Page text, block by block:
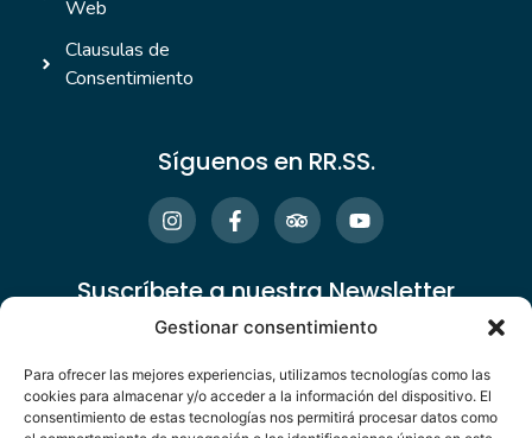
Gestionar consentimiento
Para ofrecer las mejores experiencias, utilizamos tecnologías como las
cookies para almacenar y/o acceder a la información del dispositivo. El
consentimiento de estas tecnologías nos permitirá procesar datos como
Web
Clausulas de
Consentimiento
Síguenos en RR.SS.
Suscríbete a nuestra Newsletter